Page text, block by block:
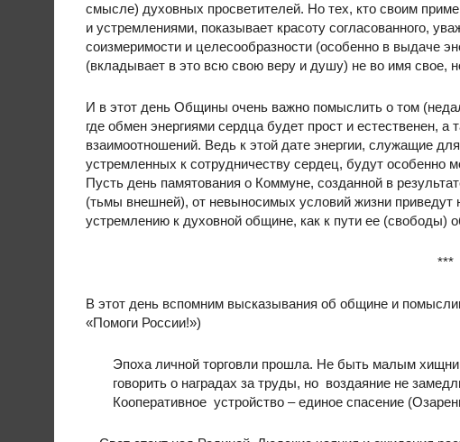
смысле) духовных просветителей. Но тех, кто своим
и устремлениями, показывает красоту согласованного,
соизмеримости и целесообразности (особенно в выдаче
(вкладывает в это всю свою веру и душу) не во имя свое,
И в этот день Общины очень важно помыслить о том
где обмен энергиями сердца будет прост и естественен, а
взаимоотношений. Ведь к этой дате энергии, служащие
устремленных к сотрудничеству сердец, будут особенно
Пусть день памятования о Коммуне, созданной в
(тьмы внешней), от невыносимых условий жизни приведут
устремлению к духовной общине, как к пути ее (свободы)
***
В этот день вспомним высказывания об общине и
«Помоги России!»)
Эпоха личной торговли прошла. Не быть малым
говорить о наградах за труды, но воздаяние не
Кооперативное устройство – единое спасение